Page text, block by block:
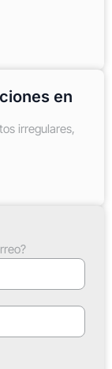
en
irregulares,